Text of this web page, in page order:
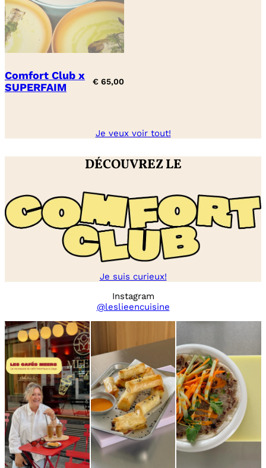
Comfort Club x
SUPERFAIM
€ 65,00
Je veux voir tout!
DÉCOUVREZ LE
Je suis curieux!
Instagram
@leslieencuisine